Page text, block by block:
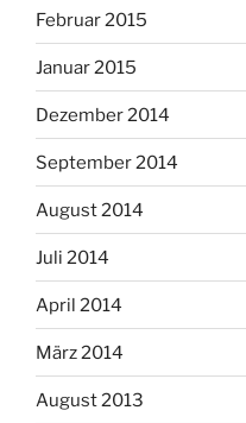
Februar 2015
Januar 2015
Dezember 2014
September 2014
August 2014
Juli 2014
April 2014
März 2014
August 2013